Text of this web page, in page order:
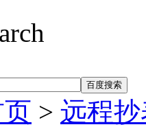
> 远程